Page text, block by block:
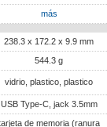
más
238.3 x 172.2 x 9.9 mm
544.3 g
vidrio, plastico, plastico
USB Type-C, jack 3.5mm
de memoria (ranura